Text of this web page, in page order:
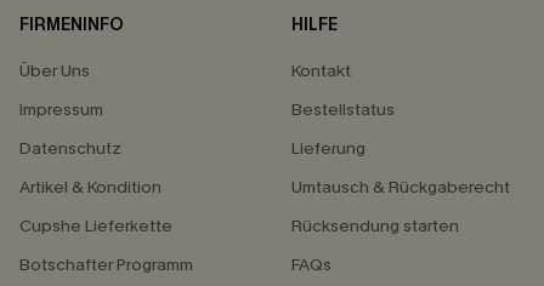
FIRMENINFO
Über Uns
Impressum
Datenschutz
Artikel & Kondition
Cupshe Lieferkette
Botschafter Programm
HILFE
Kontakt
Bestellstatus
Lieferung
Umtausch & Rückgaberecht
Rücksendung starten
FAQs